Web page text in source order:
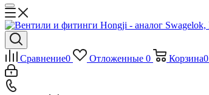
Сравнение0 Отложенные 0 Корзина0